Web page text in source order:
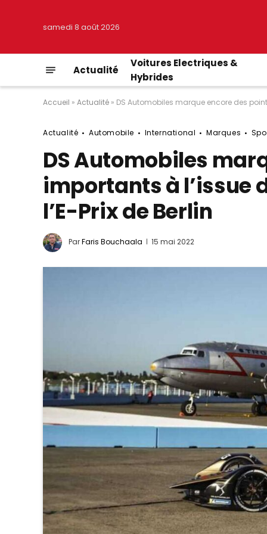
samedi 8 août 2026
Actualité
Voitures Electriques &
Hybrides
Accueil » Actualité » DS Automobiles marque encore des
Actualité Automobile International Marques
DS Automobiles
importants à l’issue
l’E-Prix de Berlin
ParFaris Bouchaala 15 mai 2022